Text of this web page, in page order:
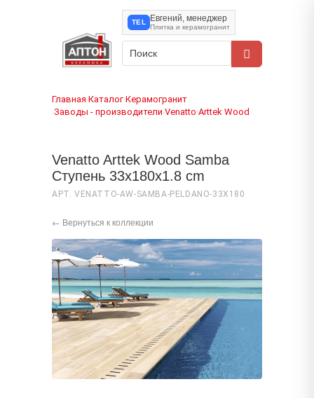
TEL
Евгений, менеджер
Плитка и керамогранит
Главная›Каталог›Керамогранит
›Заводы - производители›Venatto›Arttek Wood
Venatto Arttek Wood Samba
Ступень 33x180x1.8 cm
АРТ. VENATTO-AW-SAMBA-PELDANO-33X180
← Вернуться к коллекции